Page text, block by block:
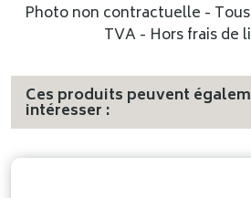
Photo non contractuelle -
TVA - Hors frais de
Ces produits peuvent
intéresser :